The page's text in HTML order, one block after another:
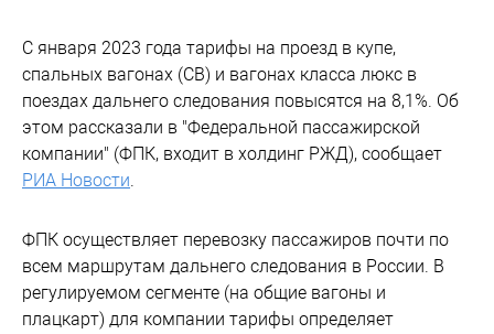
С января 2023 года тарифы на проезд в купе,
спальных вагонах (СВ) и вагонах класса люкс в
поездах дальнего следования повысятся на 8,1%. Об
этом рассказали в "Федеральной пассажирской
компании" (ФПК, входит в холдинг РЖД), сообщает
РИА Новости.
ФПК осуществляет перевозку пассажиров почти по
всем маршрутам дальнего следования в России. В
регулируемом сегменте (на общие вагоны и
плацкарт) для компании тарифы определяет